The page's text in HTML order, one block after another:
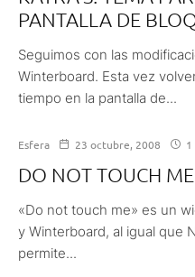
PANTALLA DE
Seguimos con las
Winterboard. Esta vez
tiempo en la pantalla de...
Esfera 23 octubre, 2008
DO NOT TOUCH ME
«Do not touch me» es un
y Winterboard, al igual que
permite...